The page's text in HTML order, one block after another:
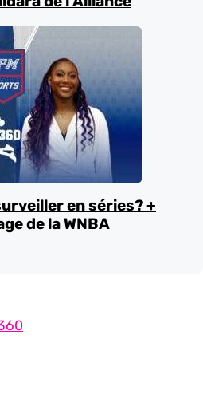
en séries? +
de la WNBA